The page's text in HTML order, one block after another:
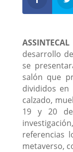
ASSINTECAL
desarrollo
se
salón que
divididos
calzado,
19 y 20 de
referencias
metaverso,